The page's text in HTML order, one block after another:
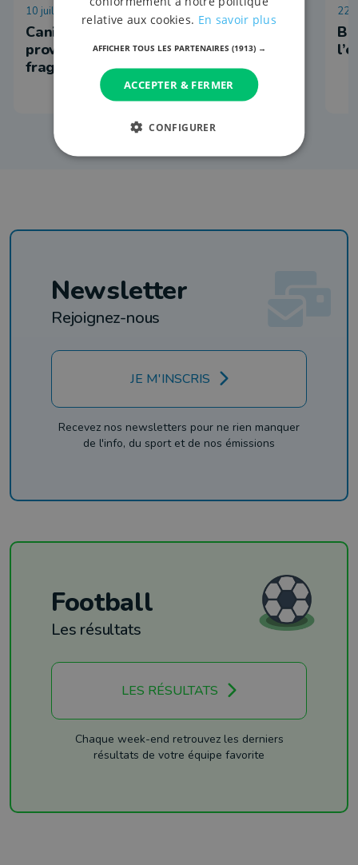
10 juillet 2026 à 12:59
Canicule : mise en place d’un numéro
provincial d’aide aux personnes
fragiles
22
Newsletter
Rejoignez-nous
JE M'INSCRIS
Recevez nos newsletters pour ne rien manquer
de l'info, du sport et de nos émissions
Football
Les résultats
LES RÉSULTATS
Chaque week-end retrouvez les derniers
résultats de votre équipe favorite
relative aux cookies. En savoir plus
AFFICHER TOUS LES PARTENAIRES (1913) →
ACCEPTER & FERMER
CONFIGURER